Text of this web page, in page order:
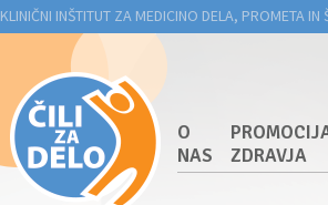
KLINIČNI INŠTITUT ZA MEDICINO DELA, PROMETA IN
O
NAS
ZDRAVJA